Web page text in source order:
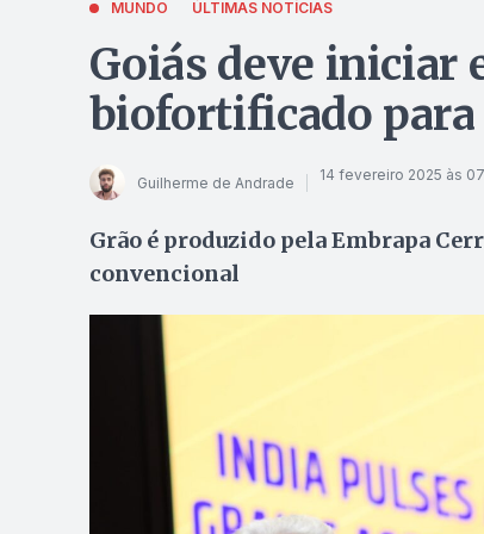
MUNDO ÚLTIMAS NOTÍCIAS
Goiás deve iniciar
biofortificado para
Guilherme de Andrade 14 fevereiro 2025 às
Grão é produzido pela Embrapa
convencional